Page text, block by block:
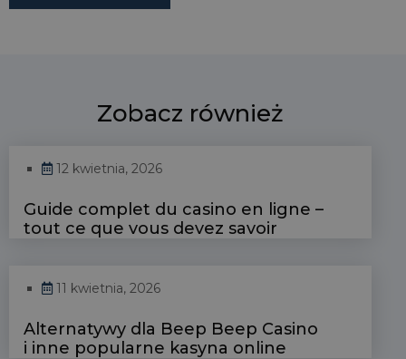
Zobacz również
12 kwietnia, 2026
Guide complet du casino en ligne –
tout ce que vous devez savoir
11 kwietnia, 2026
Alternatywy dla Beep Beep Casino
i inne popularne kasyna online